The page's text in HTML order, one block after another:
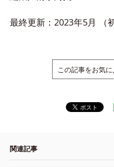
最終更新：2023年5月 （
この記事をお気
関連記事